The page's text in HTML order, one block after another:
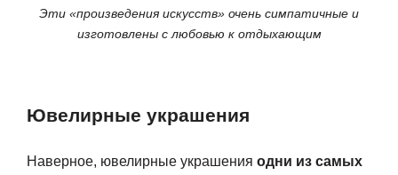
Эти «произведения искусств» очень симпатичные и
изготовлены с любовью к отдыхающим
Ювелирные украшения
Наверное, ювелирные украшения одни из самых